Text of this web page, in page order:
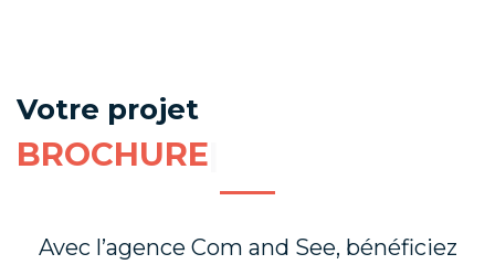
Votre projet
BR|
Avec l’agence Com and See, bénéficiez